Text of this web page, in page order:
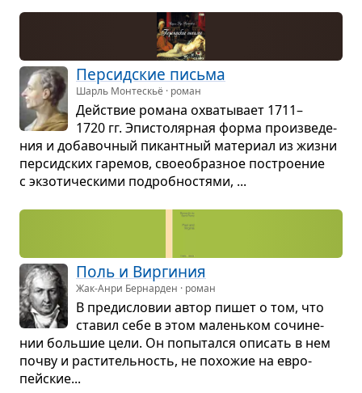
Пер­сид­ские письма
Шарль Монтескьё · роман
Действие романа охва­ты­вает 1711–
1720 гг. Эпи­сто­ляр­ная форма про­из­ве­де­
ния и доба­воч­ный пикант­ный мате­риал из жизни
пер­сид­ских гаре­мов, свое­об­раз­ное постро­е­ние
с экзо­ти­че­скими подроб­но­стями, ...
Поль и Вир­ги­ния
Жак-Анри Бернарден · роман
В пре­ди­сло­вии автор пишет о том, что
ста­вил себе в этом малень­ком сочи­не­
нии боль­шие цели. Он попы­тался опи­сать в нем
почву и рас­ти­тель­ность, не похо­жие на евро­
пейские...